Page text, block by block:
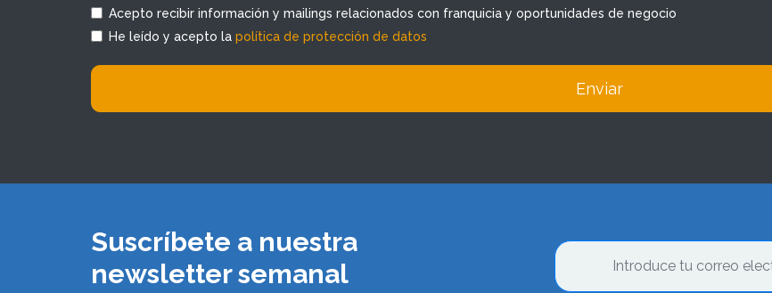
Acepto recibir información y mailings relacionados con franquicia y oportunidades de negocio
He leído y acepto la política de protección de datos
Enviar
Suscríbete a nuestra
newsletter semanal